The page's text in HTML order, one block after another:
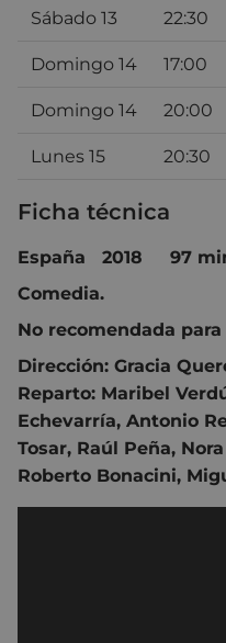
Sábado 13 22:30
Domingo 14 17:00
Domingo 14 20:00
Lunes 15 20:30
Ficha técnica
España 2018 97
Comedia.
No recomendada
Dirección: Gracia
Reparto: Maribel
Echevarría, Antonio
Tosar, Raúl Peña,
Roberto Bonacini,